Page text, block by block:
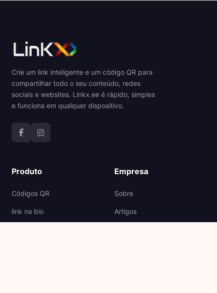
Crie um link inteligente e um código QR para
compartilhar todo o seu conteúdo, redes
sociais e websites. Linkx.ee é rápido, simples
e funciona em qualquer dispositivo.
Produto
Códigos QR
link na bio
Empresa
Sobre
Artigos